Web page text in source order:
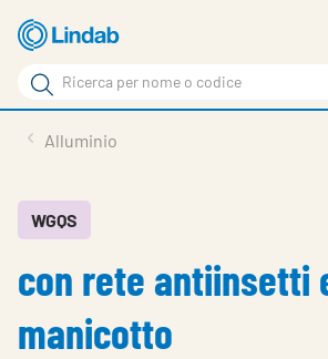
Log
visionare
Cerca
Cerca
Su Lindab
Su Tecnovent
Alluminio
WGQS
con rete antiinsetti
manicotto